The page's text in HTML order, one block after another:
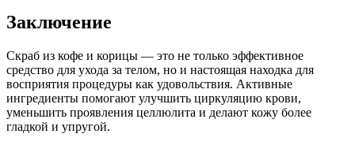
Заключение
Скраб из кофе и корицы — это не только эффективное
средство для ухода за телом, но и настоящая находка для
восприятия процедуры как удовольствия. Активные
ингредиенты помогают улучшить циркуляцию крови,
уменьшить проявления целлюлита и делают кожу более
гладкой и упругой.